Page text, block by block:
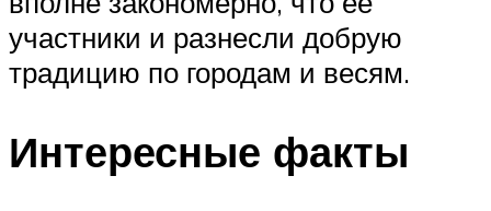
участники и разнесли добрую
традицию по городам и весям.
Интересные факты